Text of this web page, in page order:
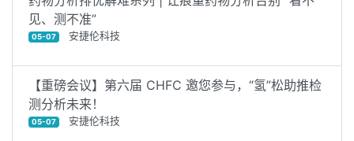
见、测不准”
05-07 安捷伦科技
【重磅会议】第六届 CHFC 邀您参与，“氢”松助推检
测分析未来！
05-07 安捷伦科技